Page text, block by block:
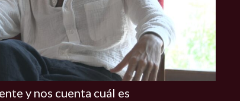
y nos cuenta cuál es